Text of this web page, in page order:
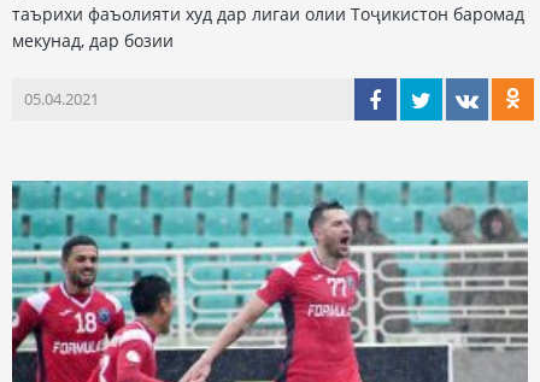
таърихи фаъолияти худ дар лигаи олии Тоҷикистон баромад
мекунад, дар бозии
05.04.2021